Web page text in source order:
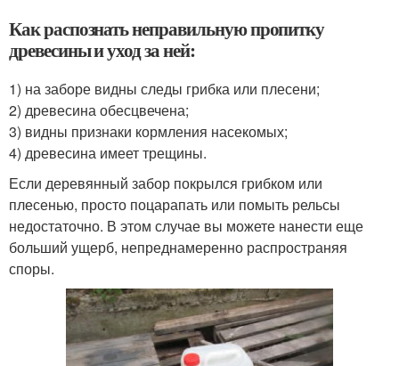
Как распознать неправильную пропитку
древесины и уход за ней:
1) на заборе видны следы грибка или плесени;
2) древесина обесцвечена;
3) видны признаки кормления насекомых;
4) древесина имеет трещины.
Если деревянный забор покрылся грибком или
плесенью, просто поцарапать или помыть рельсы
недостаточно. В этом случае вы можете нанести еще
больший ущерб, непреднамеренно распространяя
споры.